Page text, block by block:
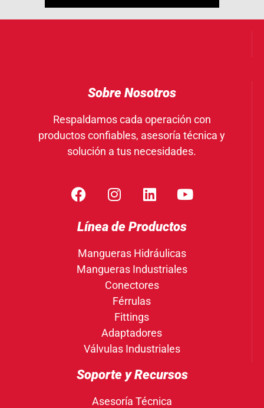
Sobre Nosotros
Respaldamos cada operación con
productos confiables, asesoría técnica y
solución a tus necesidades.
Línea de Productos
Mangueras Hidráulicas
Mangueras Industriales
Conectores
Férrulas
Fittings
Adaptadores
Válvulas Industriales
Soporte y Recursos
Asesoría Técnica